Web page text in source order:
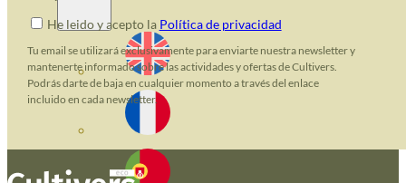
He leido y acepto la Política de privacidad
Tu email se utilizará exclusivamente para enviarte nuestra newsletter y
mantenerte informado sobre las actividades y ofertas de Cultivers.
Podrás darte de baja en cualquier momento a través del enlace
incluido en cada newsletter.